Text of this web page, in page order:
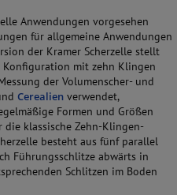
Anwendungen vorgesehen
für allgemeine Anwendungen
der Kramer Scherzelle stellt
mit zehn Klingen
der Volumenscher- und
Cerealien verwendet,
Formen und Größen
klassische Zehn-Klingen-
besteht aus fünf parallel
Führungsschlitze abwärts in
Schlitzen im Boden